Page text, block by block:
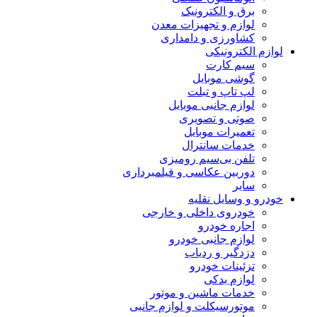
برق و الکترونیک
لوازم و تجهیزات معدن
کشاورزی و دامداری
لوازم الکترونیکی
سیم کارت
گوشی موبایل
لپ تاپ و تبلت
لوازم جانبی موبایل
صوتی و تصویری
تعمیرات موبایل
خدمات سانترال
تلفن بی‌سیم رومیزی
دوربین عکاسی و فیلمبرداری
سایر
خودرو و وسایل نقلیه
خودروی داخلی و خارجی
اجاره خودرو
لوازم جانبی خودرو
دزدگیر و ردیاب
تزئینات خودرو
لوازم یدکی
خدمات ماشین و موتور
موتورسیکلت و لوازم جانبی